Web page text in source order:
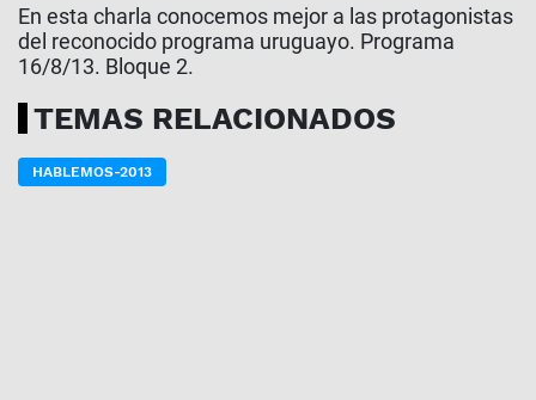
En esta charla conocemos mejor a las protagonistas
del reconocido programa uruguayo. Programa
16/8/13. Bloque 2.
TEMAS RELACIONADOS
HABLEMOS-2013